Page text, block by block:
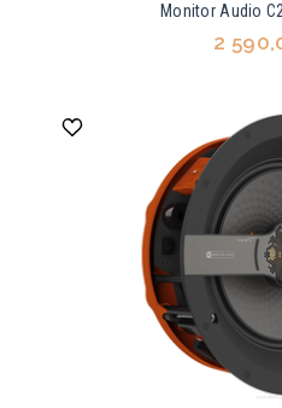
Monitor Audio
2